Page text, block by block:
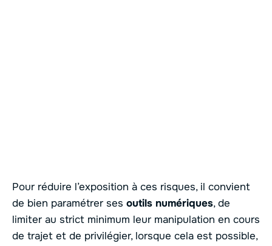
Pour réduire l’exposition à ces risques, il convient
de bien paramétrer ses outils numériques, de
limiter au strict minimum leur manipulation en cours
de trajet et de privilégier, lorsque cela est possible,